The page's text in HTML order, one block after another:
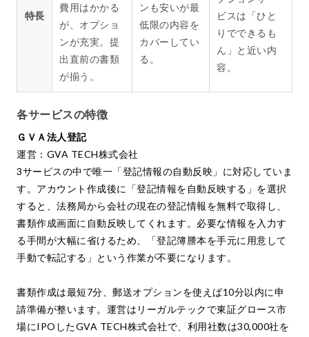
特長
費用はかかる
が、オプショ
ンが充実。提
出直前の書類
が揃う。
ンも安いが最
低限の内容を
カバーしてい
る。
ビスは「ひと
りでできるも
ん」と近い内
容。
各サービスの特徴
ＧＶＡ法人登記
運営：GVA TECH株式会社
3サービスの中で唯一「登記情報の自動反映」に対応していま
す。アカウント作成後に「登記情報を自動反映する」を選択
すると、法務局から会社の現在の登記情報を無料で取得し、
書類作成画面に自動反映してくれます。必要な情報を入力す
る手間が大幅に省けるため、「登記簿謄本を手元に用意して
手動で転記する」という作業が不要になります。
書類作成は最短7分、郵送オプションを使えば10分以内に申
請準備が整います。運営はリーガルテックで東証グロース市
場にIPOしたGVA TECH株式会社で、利用社数は30,000社を